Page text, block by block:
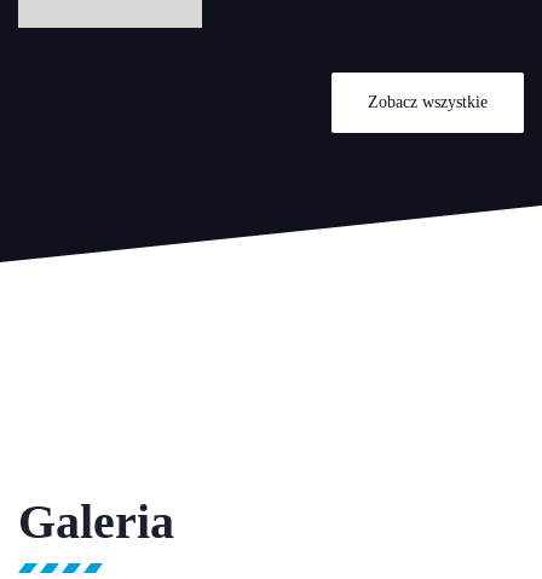
Zobacz wszystkie
Galeria